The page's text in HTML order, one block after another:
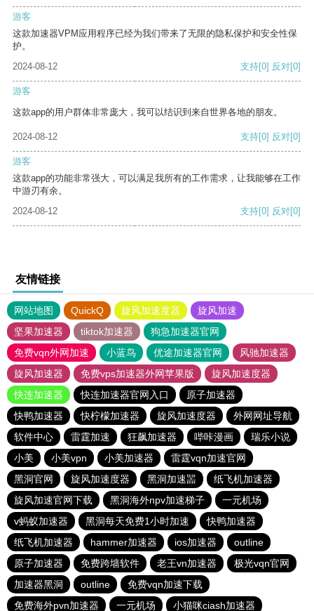
游客
这款加速器VPM应用程序已经为我们带来了无限的隐私保护和安全性保
护。
2024-08-12
支持[0] 反对[0]
游客
这款app的用户群体非常庞大，我可以结识到来自世界各地的朋友。
2024-08-12 支持[0] 反对[0]
游客
这款app的功能非常强大，可以满足我所有的工作需求，让我能够在工作
中游刃有余。
2024-08-12
支持[0] 反对[0]
友情链接
网站地图 QuickQ 旋风加速度器
旋风加速
坚果加速器
tiktok加速器
狗急加速器官网
免费vqn外网加速
小蓝鸟 优途加速器官网
风驰加速器
旋风加速器
免费vps加速器外网苹果版
旋风加速度器
快连加速器
快连加速器官网入口
原子加速器
快鸭加速器
快柠檬加速器 旋风加速度器
外网网址导航
软件中心
雷霆加速 狂飙加速器 哔咔漫画
瑞乐小说
小美
小美vpn 小美加速器
雷霆vqn加速官网
黑洞官网
旋风加速度器 黑洞加速噐
纸飞机加速器
旋风加速官网下载
黑洞海外npv加速梯子
一元机场
v蚂蚁加速器
黑洞每天免费1小时加速
快鸭加速器
纸飞机加速器
hammer加速器 ios加速器
outline
原子加速器
免费跨墙软件 老王vn加速器
极光vqn官网
加速器黑洞
outline
免费vqn加速下载
免费海外pvn加速器
一元机场 小猫咪ciash加速器